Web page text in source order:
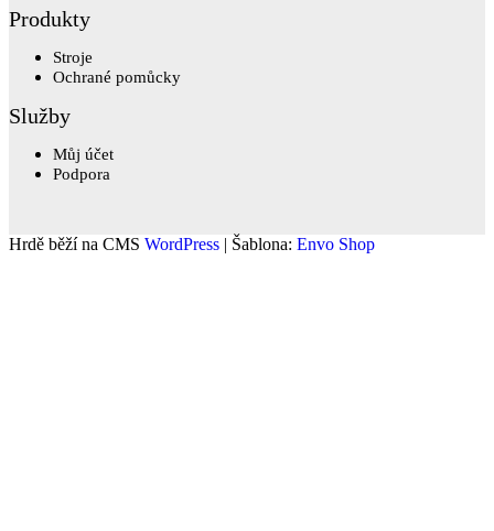
Produkty
Stroje
Ochrané pomůcky
Služby
Můj účet
Podpora
Hrdě běží na CMS WordPress | Šablona: Envo Shop